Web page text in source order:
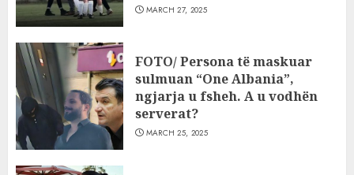
MARCH 27, 2025
FOTO/ Persona të maskuar
sulmuan “One Albania”,
ngjarja u fsheh. A u vodhën
serverat?
MARCH 25, 2025